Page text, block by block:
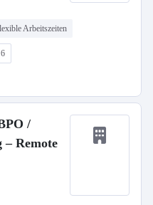
Arbeitszeiten
6
/
Remote